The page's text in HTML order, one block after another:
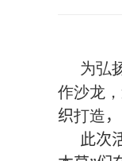
为弘
作沙龙 ，
织打造
此次